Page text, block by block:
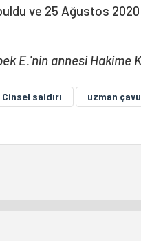
ve 25 Ağustos 2020
E.'nin annesi Hakime
Cinsel saldırı uzman